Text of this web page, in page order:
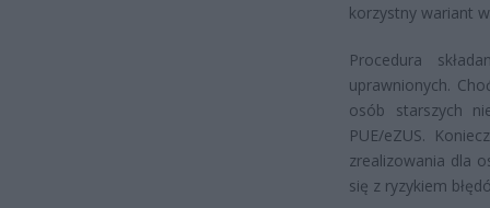
korzystny wariant
Procedura
uprawnionych.
osób starszych
PUE/eZUS.
zrealizowania dla
się z ryzykiem